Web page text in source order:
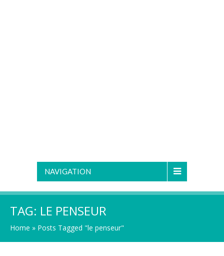
NAVIGATION
TAG: LE PENSEUR
Home » Posts Tagged "le penseur"